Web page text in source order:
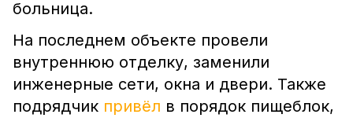
больница.
На последнем объекте провели
внутреннюю отделку, заменили
инженерные сети, окна и двери. Также
подрядчик привёл в порядок пищеблок,